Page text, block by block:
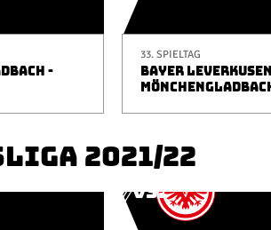
-
33. SPIELTAG
BAYER
2021/22